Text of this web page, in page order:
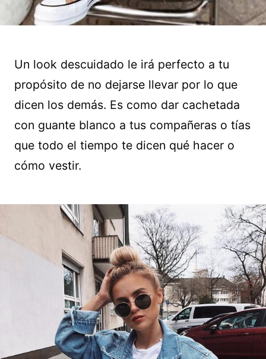
Un look descuidado le irá perfecto a tu
propósito de no dejarse llevar por lo que
dicen los demás. Es como dar cachetada
con guante blanco a tus compañeras o tías
que todo el tiempo te dicen qué hacer o
cómo vestir.